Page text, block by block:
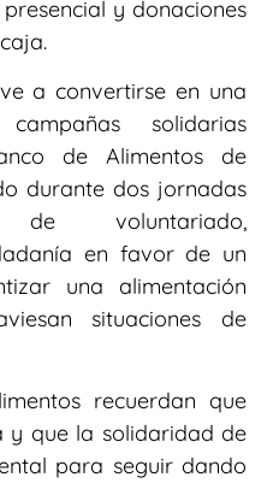
y donaciones
a convertirse en una
solidarias
de Alimentos de
durante dos jornadas
voluntariado,
en favor de un
una alimentación
situaciones de
recuerdan que
y que la solidaridad de
para seguir dando